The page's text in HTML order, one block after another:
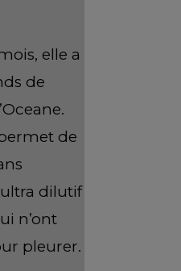
elle a
de
de
ultra dilutif
n’ont
pleurer.